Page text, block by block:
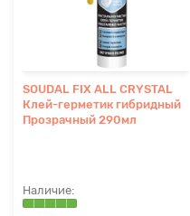
SOUDAL FIX ALL CRYSTAL
Клей-герметик гибридный
Прозрачный 290мл